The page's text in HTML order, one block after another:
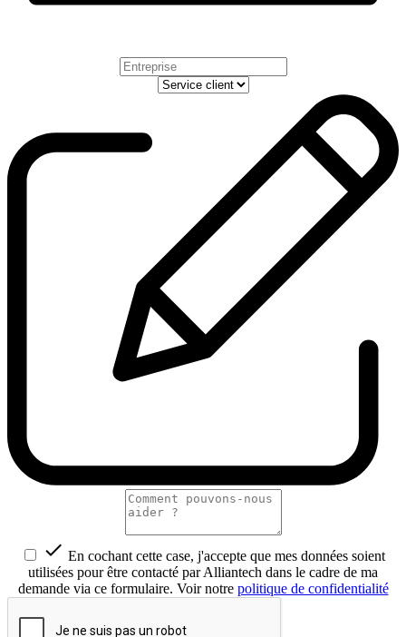
 En cochant cette case, j'accepte que mes données soient
utilisées pour être contacté par Alliantech dans le cadre de ma
demande via ce formulaire. Voir notre politique de confidentialité